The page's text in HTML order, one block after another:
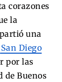
corazones
la
una
San Diego
por las
de Buenos